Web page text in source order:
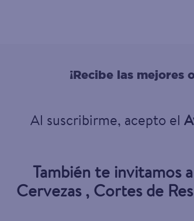
¡Recibe las
Al suscribirme, acepto el
También te invitamos
Cervezas, Cortes de Res